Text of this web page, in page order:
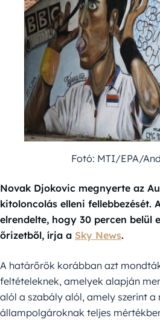
Fotó: MTI/EPA/
Novak Djokovic megnyerte az
kitoloncolás elleni fellebbezését.
elrendelte, hogy 30 percen belül
őrizetből, írja a Sky News.
A határőrök korábban azt
feltételeknek, amelyek alapján
alól a szabály alól, amely szerint a
állampolgároknak teljes